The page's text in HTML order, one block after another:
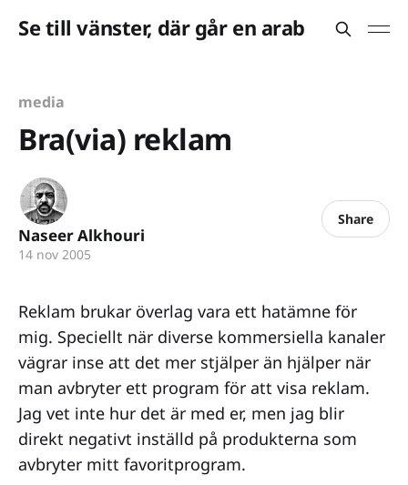
Se till vänster, där går en arab
media
Bra(via) reklam
Naseer Alkhouri
14 nov 2005
Share
Reklam brukar överlag vara ett hatämne för
mig. Speciellt när diverse kommersiella kanaler
vägrar inse att det mer stjälper än hjälper när
man avbryter ett program för att visa reklam.
Jag vet inte hur det är med er, men jag blir
direkt negativt inställd på produkterna som
avbryter mitt favoritprogram.